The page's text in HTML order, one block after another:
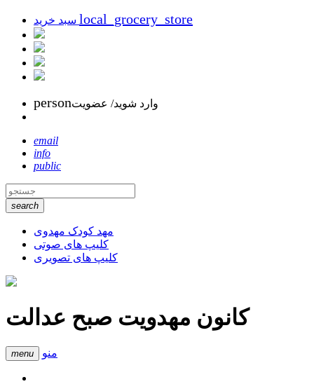
local_grocery_store
personوارد شوید/ عضویت
email
info
public
search
مهد کودک مهدوی
کلیپ های صوتی
کلیپ های تصویری
کانون مهدویت صبح عدالت
menu منو